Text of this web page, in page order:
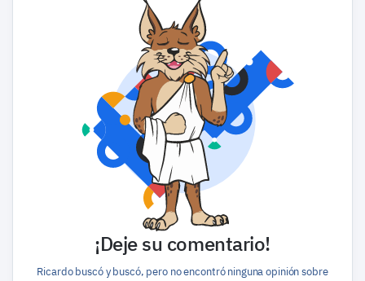
¡Deje su comentario!
Ricardo buscó y buscó, pero no encontró ninguna opinión sobre